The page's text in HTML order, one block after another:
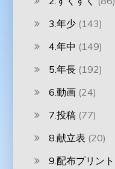
3.年少 (143)
4.年中 (149)
5.年長 (192)
6.動画 (24)
7.投稿 (77)
8.献立表 (20)
9.配布プリント